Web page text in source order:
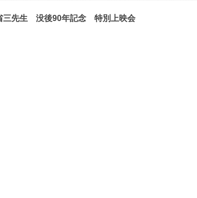
三先生 没後90年記念 特別上映会